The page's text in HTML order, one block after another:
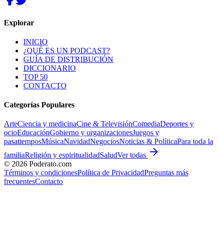
Explorar
INICIO
¿QUÉ ES UN PODCAST?
GUÍA DE DISTRIBUCIÓN
DICCIONARIO
TOP 50
CONTACTO
Categorías Populares
ArteCiencia y medicinaCine & TelevisiónComediaDeportes y
ocioEducaciónGobierno y organizacionesJuegos y
pasatiemposMúsicaNavidadNegociosNoticias & PolíticaPara toda la
familiaReligión y espiritualidadSaludVer todas
© 2026 Poderato.com
Términos y condicionesPolítica de PrivacidadPreguntas más
frecuentesContacto